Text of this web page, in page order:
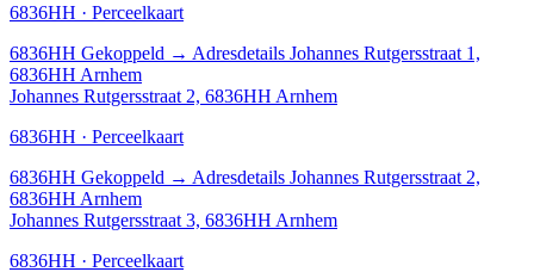
6836HH · Perceelkaart
6836HH Gekoppeld → Adresdetails Johannes Rutgersstraat 1,
6836HH Arnhem
Johannes Rutgersstraat 2, 6836HH Arnhem
6836HH · Perceelkaart
6836HH Gekoppeld → Adresdetails Johannes Rutgersstraat 2,
6836HH Arnhem
Johannes Rutgersstraat 3, 6836HH Arnhem
6836HH · Perceelkaart